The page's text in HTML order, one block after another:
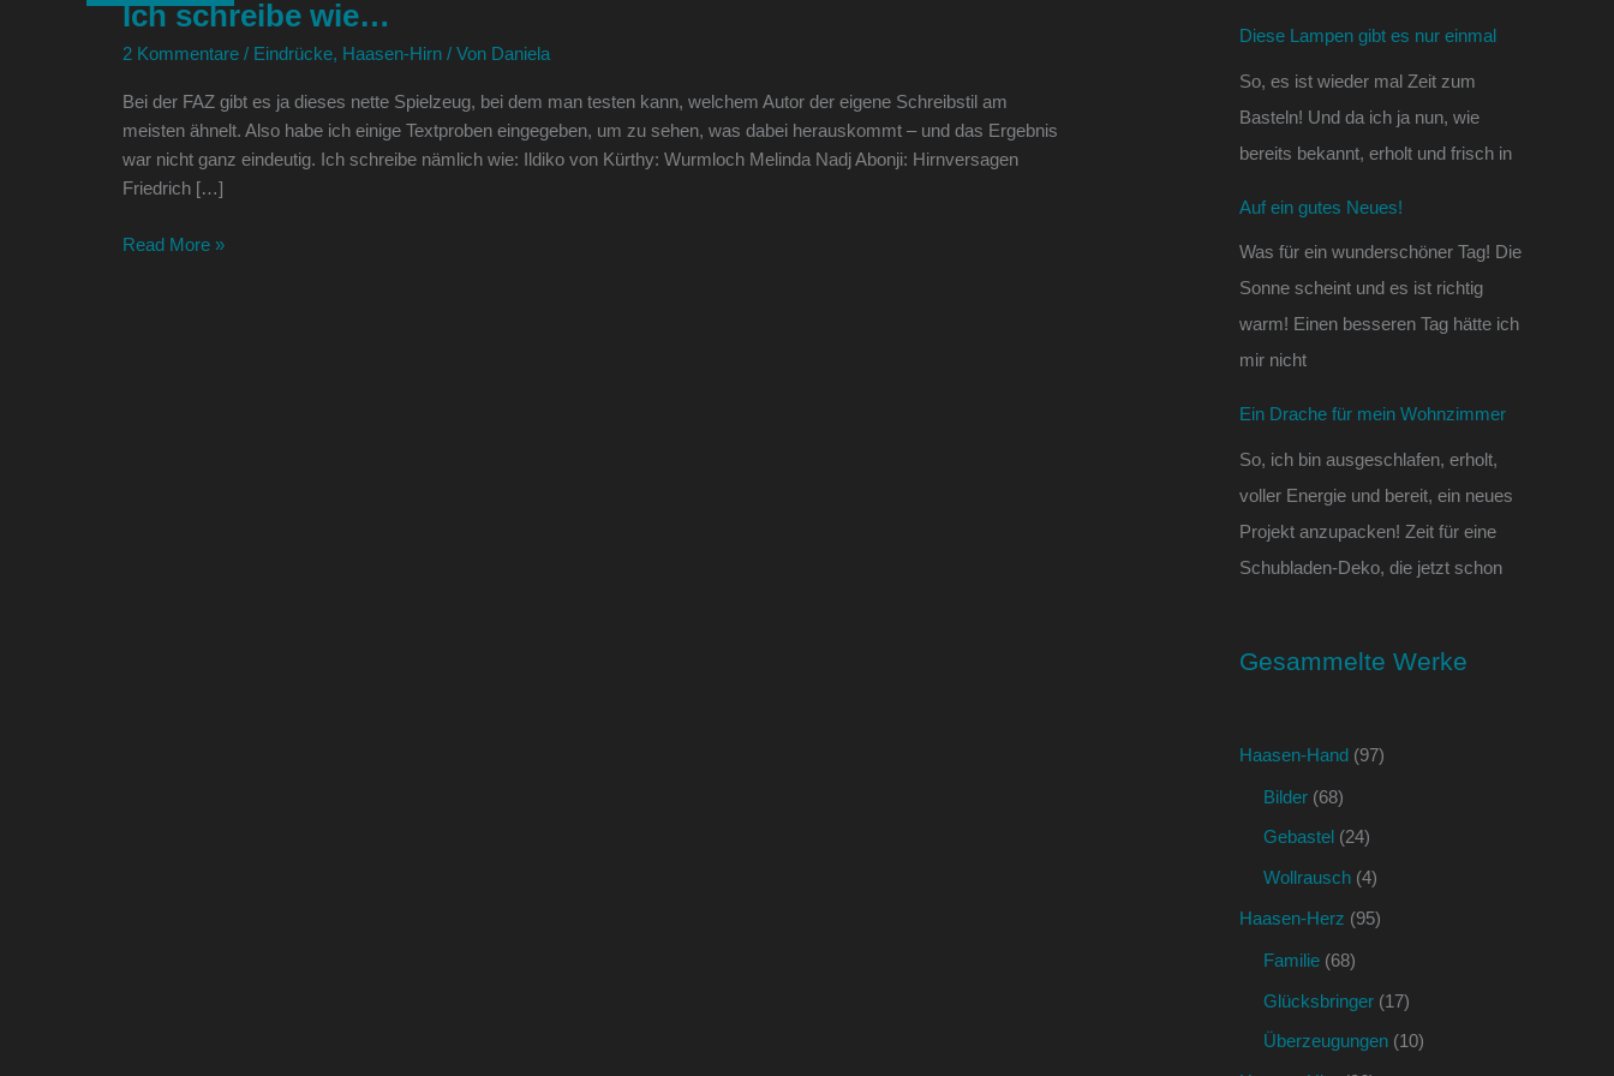
Ich schreibe wie…
2 Kommentare / Eindrücke, Haasen-Hirn / Von Daniela
Bei der FAZ gibt es ja dieses nette Spielzeug, bei dem man testen kann, welchem Autor der eigene Schreibstil am
meisten ähnelt. Also habe ich einige Textproben eingegeben, um zu sehen, was dabei herauskommt – und das Ergebnis
war nicht ganz eindeutig. Ich schreibe nämlich wie: Ildiko von Kürthy: Wurmloch Melinda Nadj Abonji: Hirnversagen
Friedrich […]
wie…
Read More »
Diese Lampen gibt es nur einmal
So, es ist wieder mal Zeit zum
Basteln! Und da ich ja nun, wie
bereits bekannt, erholt und frisch in
Auf ein gutes Neues!
Was für ein wunderschöner Tag! Die
Sonne scheint und es ist richtig
warm! Einen besseren Tag hätte ich
mir nicht
Ein Drache für mein Wohnzimmer
So, ich bin ausgeschlafen, erholt,
voller Energie und bereit, ein neues
Projekt anzupacken! Zeit für eine
Schubladen-Deko, die jetzt schon
Gesammelte Werke
Haasen-Hand (97)
Bilder (68)
Gebastel (24)
Wollrausch (4)
Haasen-Herz (95)
Familie (68)
Glücksbringer (17)
Überzeugungen (10)